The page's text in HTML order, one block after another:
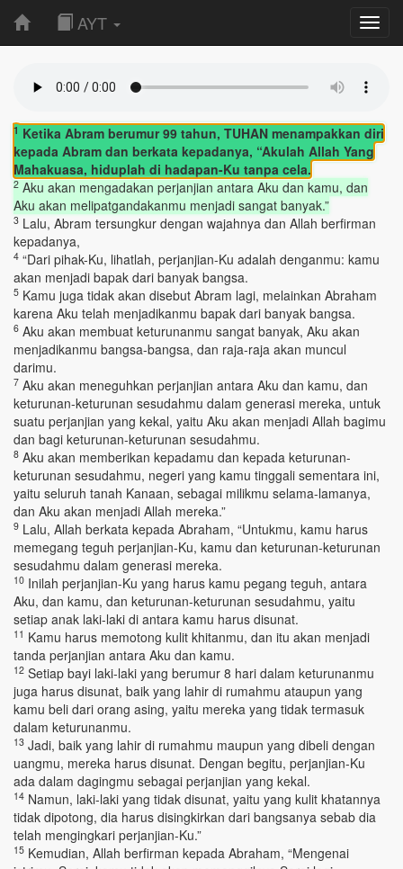
AYT
1 Ketika Abram berumur 99 tahun, TUHAN menampakkan diri
kepada Abram dan berkata kepadanya, “Akulah Allah Yang
Mahakuasa, hiduplah di hadapan-Ku tanpa cela.
2 Aku akan mengadakan perjanjian antara Aku dan kamu, dan
Aku akan melipatgandakanmu menjadi sangat banyak.”
3 Lalu, Abram tersungkur dengan wajahnya dan Allah berfirman
kepadanya,
4 “Dari pihak-Ku, lihatlah, perjanjian-Ku adalah denganmu: kamu
akan menjadi bapak dari banyak bangsa.
5 Kamu juga tidak akan disebut Abram lagi, melainkan Abraham
karena Aku telah menjadikanmu bapak dari banyak bangsa.
6 Aku akan membuat keturunanmu sangat banyak, Aku akan
menjadikanmu bangsa-bangsa, dan raja-raja akan muncul
darimu.
7 Aku akan meneguhkan perjanjian antara Aku dan kamu, dan
keturunan-keturunan sesudahmu dalam generasi mereka, untuk
suatu perjanjian yang kekal, yaitu Aku akan menjadi Allah bagimu
dan bagi keturunan-keturunan sesudahmu.
8 Aku akan memberikan kepadamu dan kepada keturunan-
keturunan sesudahmu, negeri yang kamu tinggali sementara ini,
yaitu seluruh tanah Kanaan, sebagai milikmu selama-lamanya,
dan Aku akan menjadi Allah mereka.”
9 Lalu, Allah berkata kepada Abraham, “Untukmu, kamu harus
memegang teguh perjanjian-Ku, kamu dan keturunan-keturunan
sesudahmu dalam generasi mereka.
10 Inilah perjanjian-Ku yang harus kamu pegang teguh, antara
Aku, dan kamu, dan keturunan-keturunan sesudahmu, yaitu
setiap anak laki-laki di antara kamu harus disunat.
11 Kamu harus memotong kulit khitanmu, dan itu akan menjadi
tanda perjanjian antara Aku dan kamu.
12 Setiap bayi laki-laki yang berumur 8 hari dalam keturunanmu
juga harus disunat, baik yang lahir di rumahmu ataupun yang
kamu beli dari orang asing, yaitu mereka yang tidak termasuk
dalam keturunanmu.
13 Jadi, baik yang lahir di rumahmu maupun yang dibeli dengan
uangmu, mereka harus disunat. Dengan begitu, perjanjian-Ku
ada dalam dagingmu sebagai perjanjian yang kekal.
14 Namun, laki-laki yang tidak disunat, yaitu yang kulit khatannya
tidak dipotong, dia harus disingkirkan dari bangsanya sebab dia
telah mengingkari perjanjian-Ku.”
15 Kemudian, Allah berfirman kepada Abraham, “Mengenai